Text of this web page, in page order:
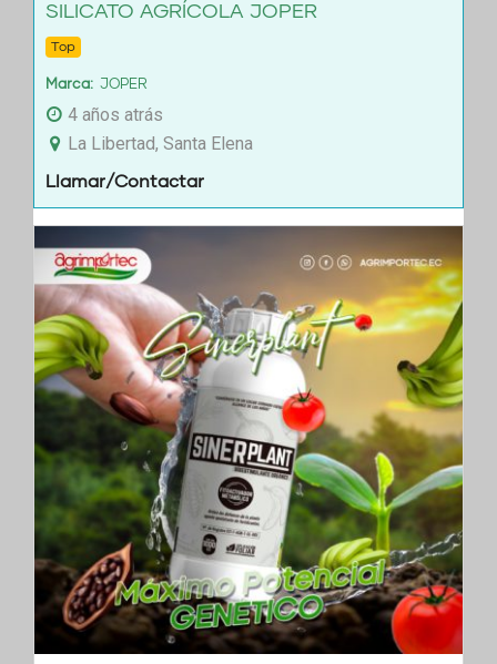
SILICATO AGRÍCOLA JOPER
Top
Marca JOPER
4 años atrás
La Libertad, Santa Elena
Llamar/Contactar